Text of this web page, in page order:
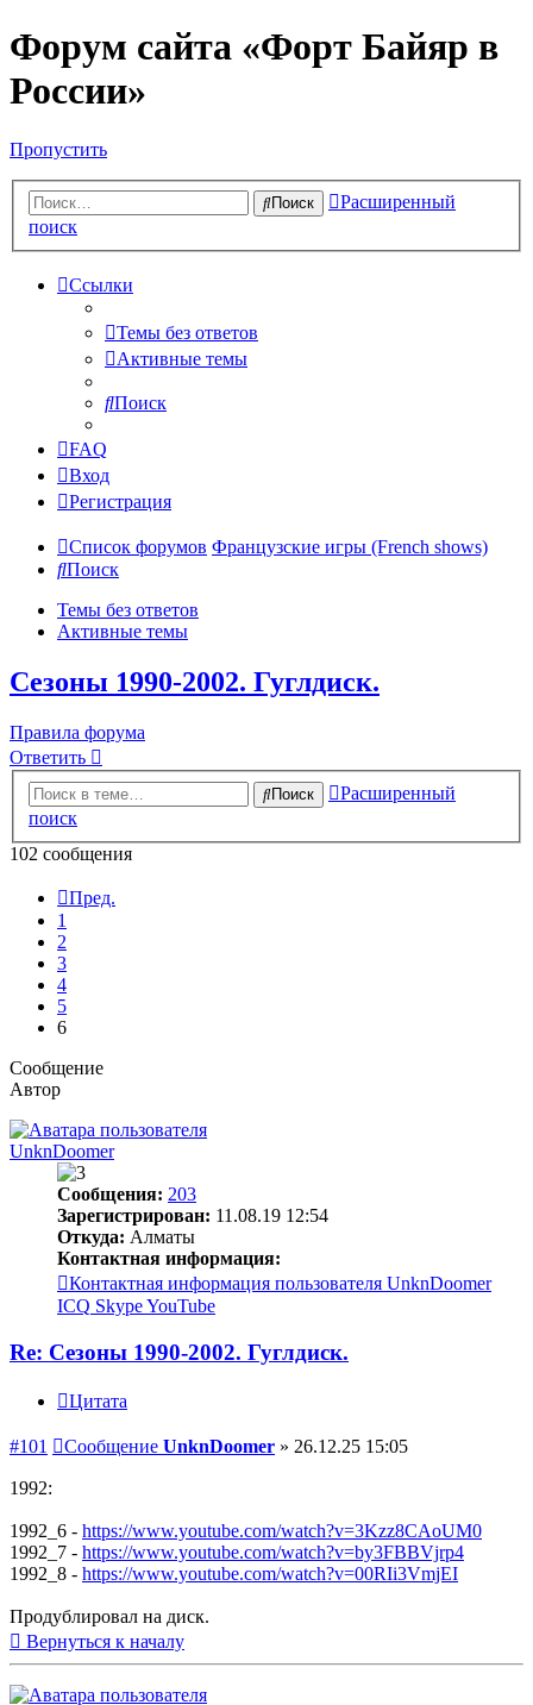
Форум сайта «Форт Байяр в
России»
Пропустить
Поиск
Расширенный
поиск
Ссылки
Темы без ответов
Активные темы
Поиск
FAQ
Вход
Регистрация
Список форумов Французские игры (French shows)
Поиск
Темы без ответов
Активные темы
Сезоны 1990-2002. Гуглдиск.
Правила форума
Ответить
Поиск
Расширенный
поиск
102 сообщения
Пред.
1
2
3
4
5
6
Сообщение
Автор
UnknDoomer
Сообщения: 203
Зарегистрирован: 11.08.19 12:54
Откуда: Алматы
Контактная информация:
Контактная информация пользователя UnknDoomer
ICQ SkypeYouTube
Re: Сезоны 1990-2002. Гуглдиск.
Цитата
#101 Сообщение UnknDoomer » 26.12.25 15:05
1992:
1992_6 - https://www.youtube.com/watch?v=3Kzz8CAoUM0
1992_7 - https://www.youtube.com/watch?v=by3FBBVjrp4
1992_8 - https://www.youtube.com/watch?v=00RIi3VmjEI
Продублировал на диск.
Вернуться к началу